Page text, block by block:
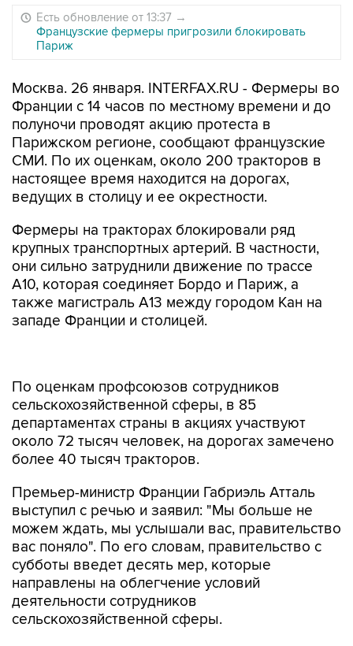
Есть обновление от 13:37 →
Французские фермеры пригрозили блокировать
Париж
Москва. 26 января. INTERFAX.RU - Фермеры во
Франции с 14 часов по местному времени и до
полуночи проводят акцию протеста в
Парижском регионе, сообщают французские
СМИ. По их оценкам, около 200 тракторов в
настоящее время находится на дорогах,
ведущих в столицу и ее окрестности.
Фермеры на тракторах блокировали ряд
крупных транспортных артерий. В частности,
они сильно затруднили движение по трассе
А10, которая соединяет Бордо и Париж, а
также магистраль А13 между городом Кан на
западе Франции и столицей.
департаментах страны в акциях участвуют
около 72 тысяч человек, на дорогах замечено
более 40 тысяч тракторов.
Премьер-министр Франции Габриэль Атталь
можем ждать, мы услышали вас, правительство
вас поняло". По его словам, правительство с
субботы введет десять мер, которые
направлены на облегчение условий
деятельности сотрудников
сельскохозяйственной сферы.
Аграрии протестуют во Франции вторую